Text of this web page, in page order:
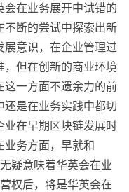
在业务展开中试错的
不断的尝试中探索出新
意识，在企业管理过
，但在创新的商业环境
这一方面不遗余力的前
是在业务实践中都切
业在早期区块链发展时
业务方面，早就和
疑意味着华英会在业
权后，将是华英会在